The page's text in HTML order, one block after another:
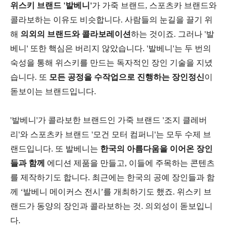
위스키 브랜드 '발베니'가 가죽 브랜드, 스포츠카 브랜드와
콜라보하는 이유도 비슷합니다. 사람들의 눈길을 끌기 위
해 의외의 브랜드와 콜라보레이션하는 것이죠. 그러나 '발
베니' 또한 핵심은 버리지 않았습니다. '발베니'는 두 번의
숙성을 통해 위스키를 만드는 독자적인 장인 기술을 지녔
습니다. 또 모든 공정을 수작업으로 진행하는 장인정신이
돋보이는 브랜드입니다.
'발베니'가 콜라보한 브랜드인 가죽 브랜드 '조지 클레버
리'와 스포츠카 브랜드 '모건 모터 컴퍼니'는 모두 수제 브
랜드입니다. 또 발베니는 한국의 아름다움을 이어온 장인
들과 함께
에디션 제품을 만들고, 이들에 주목하는 콘텐츠
를 제작하기도 합니다. 최근에는 한국의 공예 장인들과 함
께 ‘발베니 메이커스 전시’를 개최하기도 했죠. 위스키 브
랜드가 동양의 장인과 콜라보하는 것. 의외성이 돋보입니
다.